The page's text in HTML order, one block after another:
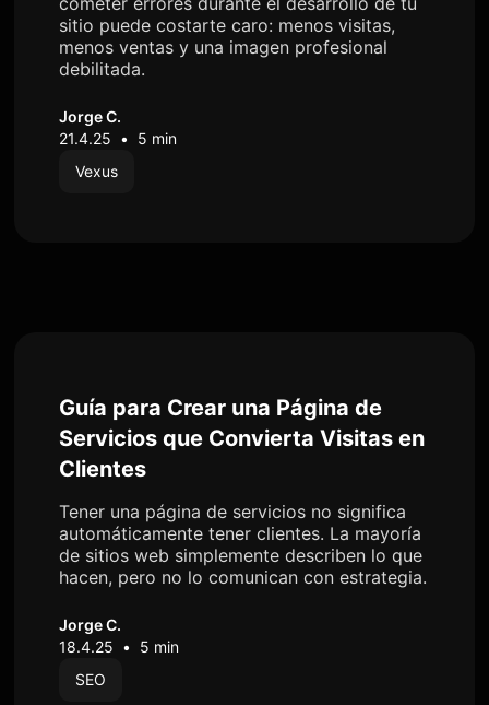
sitio puede costarte caro: menos visitas,
menos ventas y una imagen profesional
debilitada.
Jorge C.
21.4.25 •
5 min
Vexus
Guía para Crear una Página de
Servicios que Convierta Visitas en
Clientes
Tener una página de servicios no significa
automáticamente tener clientes. La mayoría
de sitios web simplemente describen lo que
hacen, pero no lo comunican con estrategia.
Jorge C.
18.4.25 •
5 min
SEO